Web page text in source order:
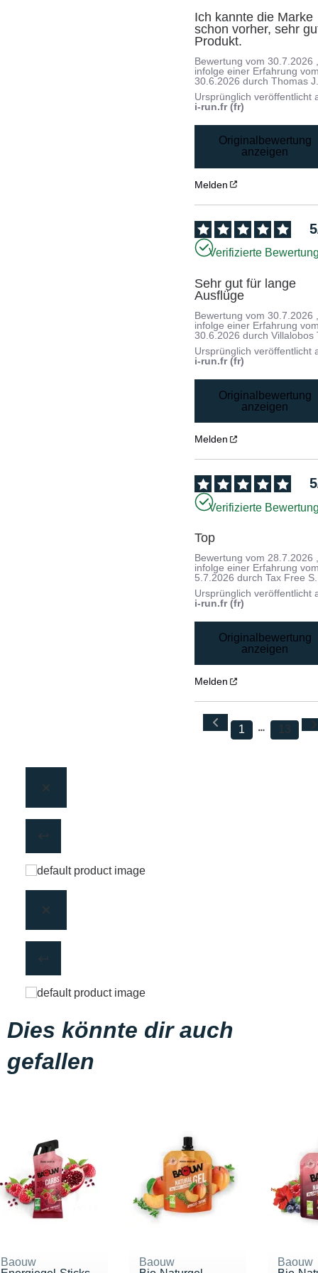
Ich kannte die Marke
schon vorher, sehr
Produkt.
Bewertung vom30.7.2026
infolge einer Erfahrung
30.6.2026 durchThomas
Ursprünglich veröffentlicht
i-run.fr (fr)
Originalbewertung
anzeigen
Melden
5
Verifizierte
Sehr gut für lange
Ausflüge
Bewertung vom30.7.2026
infolge einer Erfahrung
30.6.2026 durchVillalobos
Ursprünglich veröffentlicht
i-run.fr (fr)
Originalbewertung
anzeigen
Melden
5
Verifizierte
Top
Bewertung vom28.7.2026
infolge einer Erfahrung
5.7.2026 durchTax Free S.
Ursprünglich veröffentlicht
i-run.fr (fr)
Originalbewertung
anzeigen
Melden
1 13
Dies könnte dir auch
gefallen
Baouw
Baouw
Baouw